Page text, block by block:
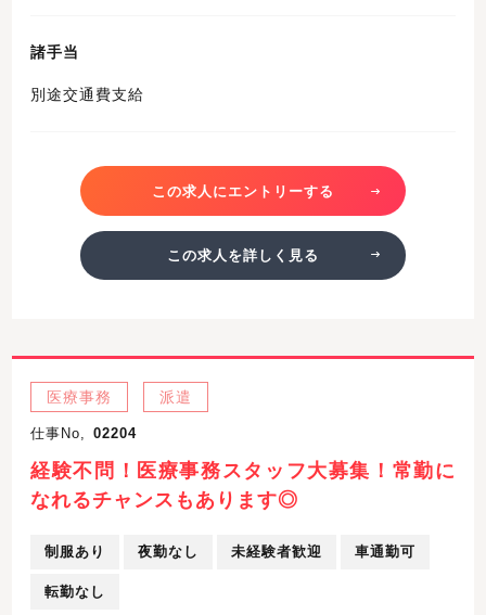
諸手当
別途交通費支給
この求人にエントリーする
この求人を詳しく見る
医療事務 派遣
仕事No, 02204
経験不問！医療事務スタッフ大募集！常勤に
なれるチャンスもあります◎
制服あり 夜勤なし 未経験者歓迎 車通勤可
転勤なし